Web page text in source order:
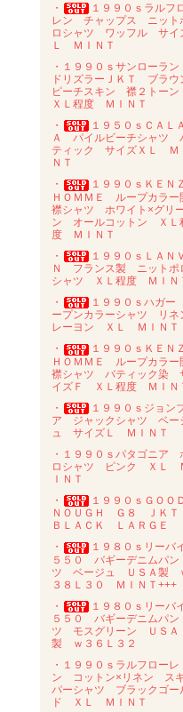
・
１９９０ｓラルフ
レン チャップス ニット
ロシャツ ワッフル サイ
Ｌ ＭＩＮＴ
・１９９０ｓサンローラン
ドリズラーＪＫＴ ブラウ
ピーチスキン 襟２トーン
ＸＬ程度 ＭＩＮＴ
・
１９５０ｓＣＡＬ
Ａ パイルビーチシャツ
ティック サイズＸＬ Ｍ
ＮＴ
・
１９９０ｓＫＥＮ
ＨＯＭＭＥ ループカラー
襟シャツ ホワイト×グリ
ン オールコットン ＸＬ
度 ＭＩＮＴ
・
１９９０ｓＬＡＮ
Ｎ フランス製 ニットポ
シャツ ＸＬ程度 ＭＩＮ
・
１９９０ｓハガ
ープンカラーシャツ リネ
レーヨン ＸＬ ＭＩＮＴ
・
１９９０ｓＫＥＮ
ＨＯＭＭＥ ループカラー
襟シャツ バティック染
イズＦ ＸＬ程度 ＭＩＮ
・
１９９０ｓジョン
ア ジャックシャツ ベー
ュ サイズＬ ＭＩＮＴ
・１９９０ｓパタゴニア
ロシャツ ピンク ＸＬ
ＩＮＴ
・
１９９０ｓＧＯＯ
ＮＯＵＧＨ Ｇ８ ＪＫＴ
ＢＬＡＣＫ ＬＡＲＧＥ
・
１９８０ｓリーバ
５５０ バギーデニムパン
ツ ベージュ ＵＳＡ製
３８Ｌ３０ ＭＩＮＴ+++
・
１９８０ｓリーバ
５５０ バギーデニムパン
ツ モスグリーン ＵＳＡ
製 ｗ３６Ｌ３２
・１９９０ｓラルフローレ
ン コットン×リネン ス
パーシャツ ブラックゴー
ド ＸＬ ＭＩＮＴ